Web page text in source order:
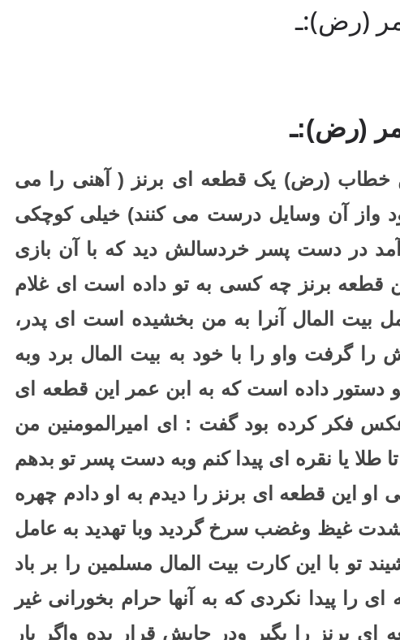
(رض):ـ
(رض):ـ
خطاب (رض) یک قطعه ای برنز ( آهنی را می
واز آن وسایل درست می کنند) خیلی کوچکی
در دست پسر خردسالش دید که با آن بازی
قطعه برنز چه کسی به تو داده است ای غلام
المال آنرا به من بخشیده است ای پدر،
را گرفت واو را با خود به بیت المال برد وبه
داده است که به ابن عمر این قطعه ای
فکر کرده بود گفت : ای امیرالمومنین من
طلا یا نقره ای پیدا کنم وبه دست پسر تو بدهم
او این قطعه ای برنز را دیدم به او دادم چهره
شدت غیظ وغضب سرخ گردید وبا تهدید به عامل
تو با این کارت بیت المال مسلمین را بر باد
را پیدا نکردی که به آنها حرام بخورانی غیر
ای برنز را بگیر ودر جایش قرار بده واگر بار